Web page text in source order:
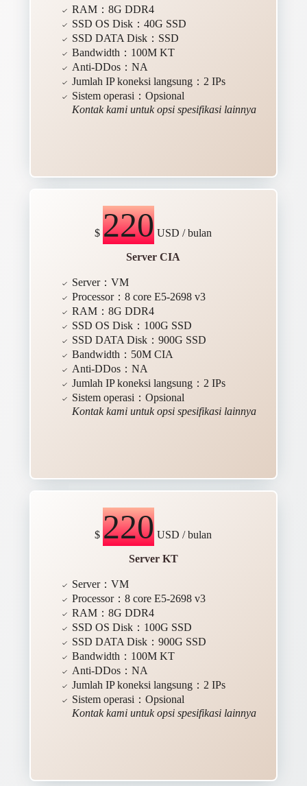
RAM：8G DDR4
SSD OS Disk：40G SSD
SSD DATA Disk：SSD
Bandwidth：100M KT
Anti-DDos：NA
Jumlah IP koneksi langsung：2 IPs
Sistem operasi：Opsional
Kontak kami untuk opsi spesifikasi lainnya
$ 220 USD / bulan
Server CIA
Server：VM
Processor：8 core E5-2698 v3
RAM：8G DDR4
SSD OS Disk：100G SSD
SSD DATA Disk：900G SSD
Bandwidth：50M CIA
Anti-DDos：NA
Jumlah IP koneksi langsung：2 IPs
Sistem operasi：Opsional
Kontak kami untuk opsi spesifikasi lainnya
$ 220 USD / bulan
Server KT
Server：VM
Processor：8 core E5-2698 v3
RAM：8G DDR4
SSD OS Disk：100G SSD
SSD DATA Disk：900G SSD
Bandwidth：100M KT
Anti-DDos：NA
Jumlah IP koneksi langsung：2 IPs
Sistem operasi：Opsional
Kontak kami untuk opsi spesifikasi lainnya